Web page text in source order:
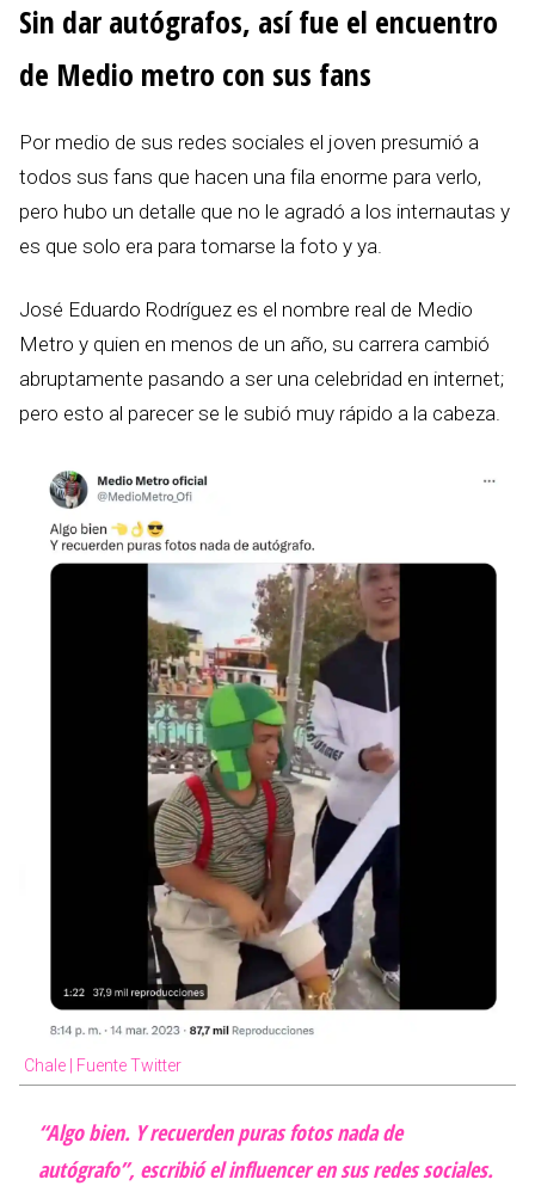
Sin dar autógrafos, así fue el encuentro
de Medio metro con sus fans
Por medio de sus redes sociales el joven presumió a
todos sus fans que hacen una fila enorme para verlo,
pero hubo un detalle que no le agradó a los internautas y
es que solo era para tomarse la foto y ya.
José Eduardo Rodríguez es el nombre real de Medio
Metro y quien en menos de un año, su carrera cambió
abruptamente pasando a ser una celebridad en internet;
pero esto al parecer se le subió muy rápido a la cabeza.
Chale | Fuente Twitter
“Algo bien. Y recuerden puras fotos nada de
autógrafo”, escribió el influencer en sus redes sociales.